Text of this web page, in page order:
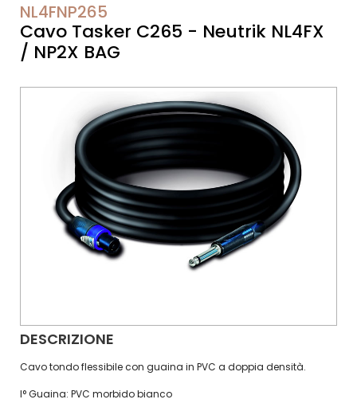
NL4FNP265
Cavo Tasker C265 - Neutrik NL4FX
/ NP2X BAG
DESCRIZIONE
Cavo tondo flessibile con guaina in PVC a doppia densità.
I° Guaina: PVC morbido bianco